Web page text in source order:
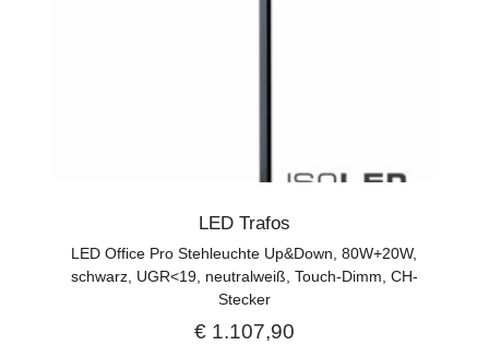
LED Trafos
LED Office Pro Stehleuchte Up&Down, 80W+20W,
schwarz, UGR<19, neutralweiß, Touch-Dimm, CH-
Stecker
€1.107,90